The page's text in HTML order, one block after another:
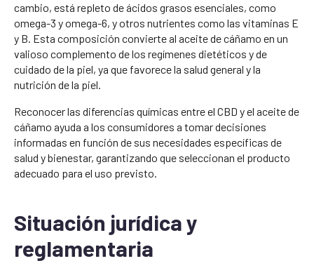
cambio, está repleto de ácidos grasos esenciales, como
omega-3 y omega-6, y otros nutrientes como las vitaminas E
y B. Esta composición convierte al aceite de cáñamo en un
valioso complemento de los regímenes dietéticos y de
cuidado de la piel, ya que favorece la salud general y la
nutrición de la piel.
Reconocer las diferencias químicas entre el CBD y el aceite de
cáñamo ayuda a los consumidores a tomar decisiones
informadas en función de sus necesidades específicas de
salud y bienestar, garantizando que seleccionan el producto
adecuado para el uso previsto.
Situación jurídica y
reglamentaria